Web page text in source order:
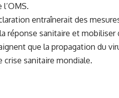
l’OMS.
entraînerait des
réponse sanitaire et
que la propagation du
crise sanitaire mondiale.